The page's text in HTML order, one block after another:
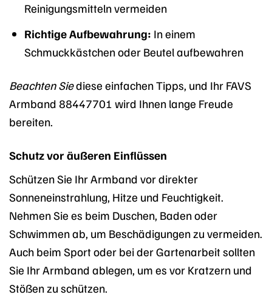
Reinigungsmitteln vermeiden
Richtige Aufbewahrung: In einem
Schmuckkästchen oder Beutel aufbewahren
Beachten Siediese einfachen Tipps, und Ihr FAVS
Armband 88447701 wird Ihnen lange Freude
bereiten.
Schutz vor äußeren Einflüssen
Schützen Sie Ihr Armband vor direkter
Sonneneinstrahlung, Hitze und Feuchtigkeit.
Nehmen Sie es beim Duschen, Baden oder
Schwimmen ab, um Beschädigungen zu vermeiden.
Auch beim Sport oder bei der Gartenarbeit sollten
Sie Ihr Armband ablegen, um es vor Kratzern und
Stößen zu schützen.